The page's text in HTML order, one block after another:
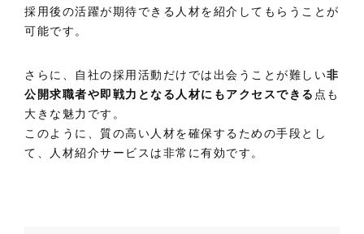
採用後の活躍が期待できる人材を紹介してもらうことが
可能です。
さらに、自社の採用活動だけでは出会うことが難しい非
公開求職者や即戦力となる人材にもアクセスできる 点も
大きな魅力です。
このように、質の高い人材を確保するための手段とし
て、人材紹介サービスは非常に有効です。